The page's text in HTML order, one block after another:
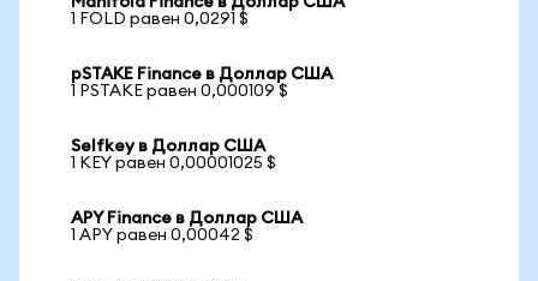
1 FOLD равен 0,0291 $
pSTAKE Finance в Доллар США
1 PSTAKE равен 0,000109 $
Selfkey в Доллар США
1 KEY равен 0,00001025 $
APY Finance в Доллар США
1 APY равен 0,00042 $